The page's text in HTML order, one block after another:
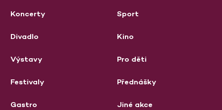
Koncerty
Divadlo
Výstavy
Festivaly
Gastro
Sport
Kino
Pro děti
Přednášky
Jiné akce